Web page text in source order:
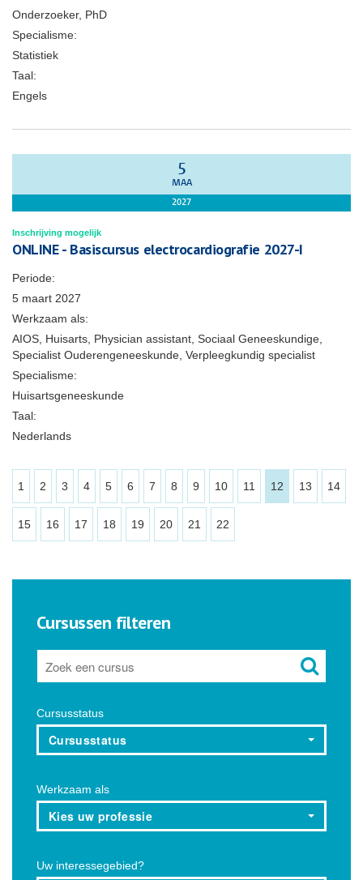
Onderzoeker, PhD
Specialisme:
Statistiek
Taal:
Engels
5
MAA
2027
Inschrijving mogelijk
ONLINE - Basiscursus electrocardiografie 2027-I
Periode:
5 maart 2027
Werkzaam als:
AIOS, Huisarts, Physician assistant, Sociaal Geneeskundige,
Specialist Ouderengeneeskunde, Verpleegkundig specialist
Specialisme:
Huisartsgeneeskunde
Taal:
Nederlands
1 2 3 4 5 6 7 8 9 10 11 12 13 14
15 16 17 18 19 20 21 22
Cursussen filteren
Cursusstatus
Cursusstatus
Werkzaam als
Kies uw professie
Uw interessegebied?